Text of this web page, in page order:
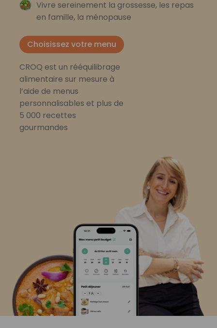
Vivre sereinement la grossesse, les repas
en famille, la ménopause
Choisissez votre menu
CROQ est un rééquilibrage
alimentaire sur mesure à
l’aide de menus
personnalisables et plus de
5 000 recettes
gourmandes